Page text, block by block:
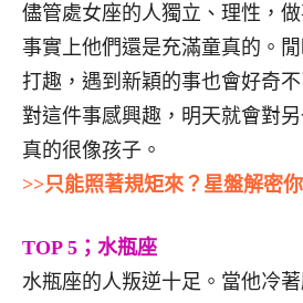
儘管處女座的人獨立、理性，
事實上他們還是充滿童真的。
打趣，遇到新穎的事也會好奇
對這件事感興趣，明天就會對
真的很像孩子。
>>只能照著規矩來？星盤解密你
TOP 5；水瓶座
水瓶座的人叛逆十足。當他冷